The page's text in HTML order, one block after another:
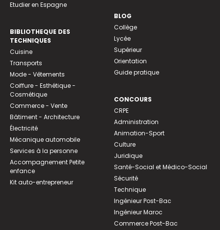
Etudier en Espagne
BIBLIOTHEQUE DES
TECHNIQUES
Cuisine
Transports
Mode - Vêtements
Coiffure - Esthétique -
Cosmétique
Commerce - Vente
Bâtiment - Architecture
Électricité
Mécanique automobile
Services à la personne
Accompagnement Petite
enfance
Kit auto-entrepreneur
BLOG
Collège
Lycée
Supérieur
Orientation
Guide pratique
CONCOURS
CRPE
Administration
Animation-Sport
Culture
Juridique
Santé-Social et Médico-Social
Sécurité
Technique
Ingénieur Post-Bac
Ingénieur Maroc
Commerce Post-Bac